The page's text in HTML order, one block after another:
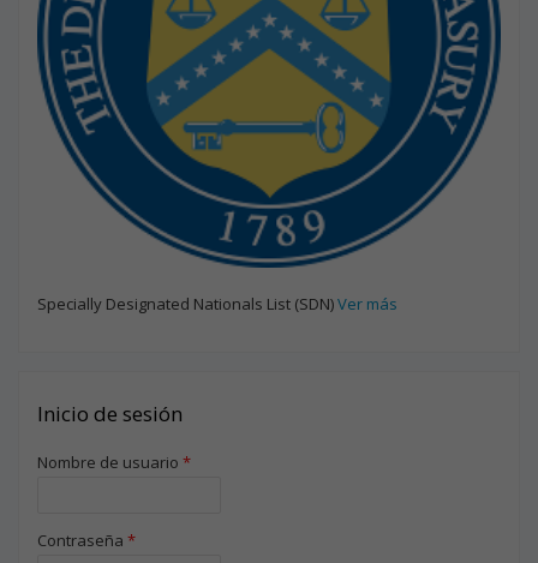
Specially Designated Nationals List (SDN)Ver más
Inicio de sesión
Nombre de usuario *
Contraseña *